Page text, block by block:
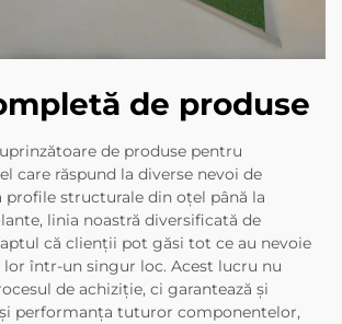
de produse
de produse pentru
care răspund la diverse nevoi de
profile structurale din oțel până la
linia noastră diversificată de
că clienții pot găsi tot ce au nevoie
într-un singur loc. Acest lucru nu
de achiziție, ci garantează și
performanța tuturor componentelor,